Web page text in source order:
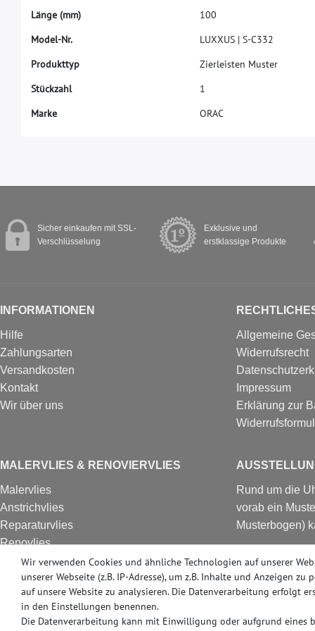
Länge (mm) 100
Model-Nr. LUXXUS | S-C332
Produkttyp Zierleisten Muster
Stückzahl
1
Marke ORAC
Sicher einkaufen mit SSL-
Verschlüsselung
Exklusive und
erstklassige Produkte
INFORMATIONEN
Hilfe
Zahlungsarten
Versandkosten
Kontakt
Wir über uns
Allgemeine
Widerrufsrecht
Impressum
Erklärung zur
MALERVLIES & RENOVIERVLIES
Malervlies
Anstrichvlies
Reparaturvlies
Renovlies
Renoviervlies
HomeVlies
Glattvlies
Glattes Vlies
Rund um die
vorab ein
Musterbogen)
in Erkrath bei
Produkte ab
Wir verwenden Cookies und ähnliche Technologien auf unserer
unserer Webseite (z.B. IP-Adresse), um z.B. Inhalte und Anzeigen
auf unsere Website zu analysieren. Die Datenverarbeitung erfolgt
in den Einstellungen benennen.
Die Datenverarbeitung kann mit Einwilligung oder aufgrund eines